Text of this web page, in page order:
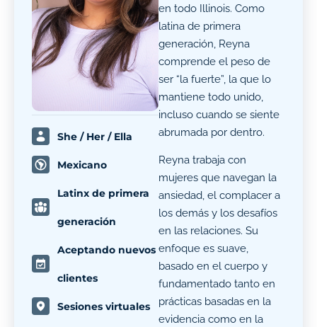
She / Her / Ella
Mexicano
Latinx de primera
generación
Aceptando nuevos
clientes
Sesiones virtuales
en todo Illinois. Como
latina de primera
generación, Reyna
comprende el peso de
ser “la fuerte”, la que lo
mantiene todo unido,
incluso cuando se siente
abrumada por dentro.
Reyna trabaja con
mujeres que navegan la
ansiedad, el complacer a
los demás y los desafíos
en las relaciones. Su
enfoque es suave,
basado en el cuerpo y
fundamentado tanto en
prácticas basadas en la
evidencia como en la